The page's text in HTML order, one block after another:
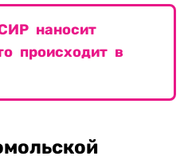
наносит
происходит в